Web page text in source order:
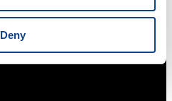
Deny